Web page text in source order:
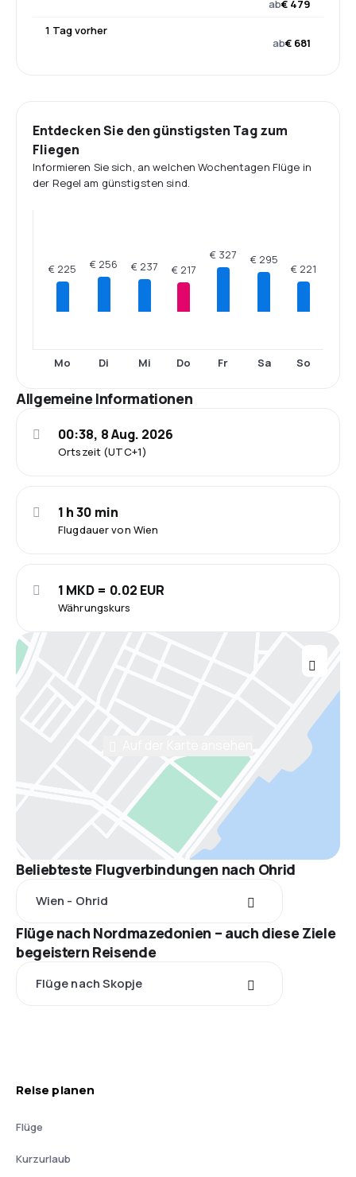
ab€ 479
1 Tag vorher
ab€ 681
Entdecken Sie den günstigsten Tag zum
Fliegen
Informieren Sie sich, an welchen Wochentagen Flüge in
der Regel am günstigsten sind.
€ 225
Mo
€ 256
Di
€ 237
Mi
€ 217
Do
€ 327
Fr
€ 295
Sa
€ 221
So
Allgemeine Informationen
Ortszeit (UTC+1)
00:38, 8 Aug. 2026
Flugdauer von Wien
1 h 30 min
Währungskurs
1 MKD = 0.02 EUR
Beliebteste Flugverbindungen nach Ohrid
Wien - Ohrid
Flüge nach Nordmazedonien – auch diese Ziele
begeistern Reisende
Flüge nach Skopje
Reise planen
Flüge
Kurzurlaub